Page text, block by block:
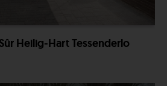
Heilig-Hart Tessenderlo